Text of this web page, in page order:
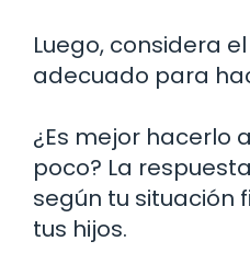
Luego, considera
adecuado para
¿Es mejor hacerlo
poco? La
según tu situación
tus hijos.